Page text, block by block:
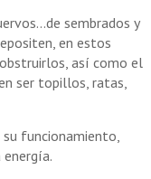
sembrados y
en estos
así como el
ser topillos, ratas,
su funcionamiento,